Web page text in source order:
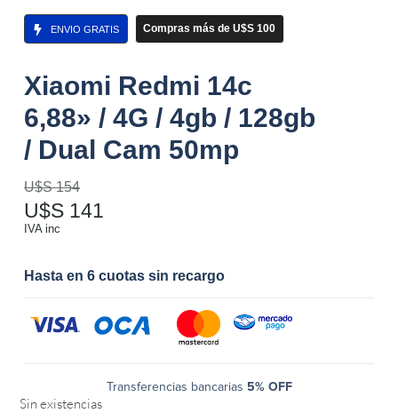
ENVIO GRATIS Compras más de U$S 100
Xiaomi Redmi 14c
6,88» / 4G / 4gb / 128gb
/ Dual Cam 50mp
U$S154
U$S 141
IVA inc
Hasta en 6 cuotas sin recargo
Transferencias bancarias 5% OFF
Sin existencias